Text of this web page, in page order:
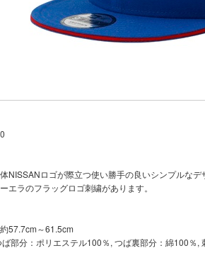
NISSANロゴが際立つ使い勝手の良いシンプルなデ
エラのフラッグロゴ刺繍があります。
57.7cm～61.5cm
部分：ポリエステル100％, つば裏部分：綿100％,